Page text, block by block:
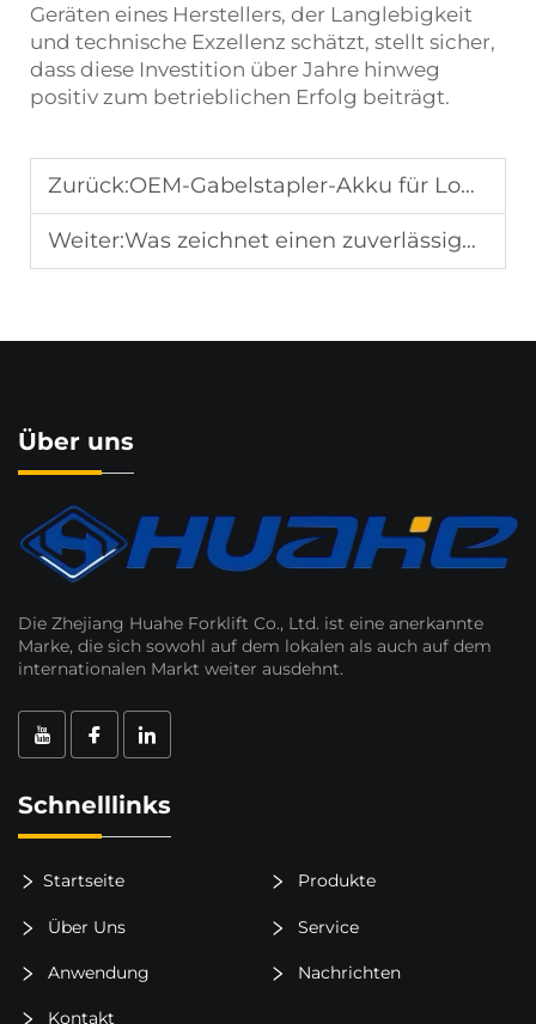
Geräten eines Herstellers, der Langlebigkeit
und technische Exzellenz schätzt, stellt sicher,
dass diese Investition über Jahre hinweg
positiv zum betrieblichen Erfolg beiträgt.
Zurück:OEM-Gabelstapler-Akku für Logistikunternehmen
Weiter:Was zeichnet einen zuverlässigen Gabelstaplerhersteller aus?
Über uns
Die Zhejiang Huahe Forklift Co., Ltd. ist eine anerkannte
Marke, die sich sowohl auf dem lokalen als auch auf dem
internationalen Markt weiter ausdehnt.
Schnelllinks
Startseite Produkte
Über Uns Service
Anwendung Nachrichten
Kontakt